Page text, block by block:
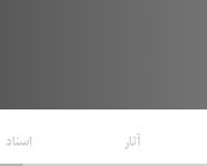
آثار اسناد